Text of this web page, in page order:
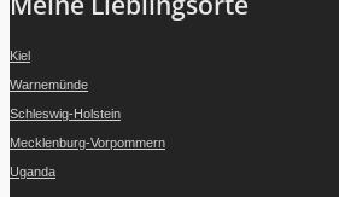
Kiel
Warnemünde
Schleswig-Holstein
Mecklenburg-Vorpommern
Uganda